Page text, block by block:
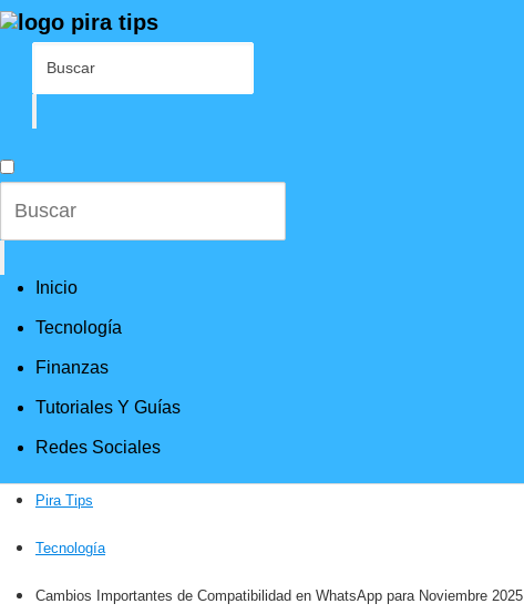
Inicio
Tecnología
Finanzas
Tutoriales Y Guías
Redes Sociales
Pira Tips
Tecnología
Cambios Importantes de Compatibilidad en WhatsApp para Noviembre 2025